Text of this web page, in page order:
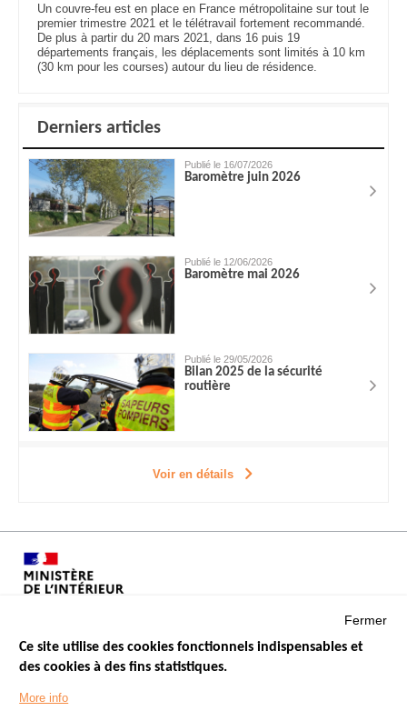
Un couvre-feu est en place en France métropolitaine sur tout le
premier trimestre 2021 et le télétravail fortement recommandé.
De plus à partir du 20 mars 2021, dans 16 puis 19
départements français, les déplacements sont limités à 10 km
(30 km pour les courses) autour du lieu de résidence.
Derniers articles
Publié le 16/07/2026
Baromètre juin 2026
Publié le 12/06/2026
Baromètre mai 2026
Publié le 29/05/2026
Bilan 2025 de la sécurité
routière
Voir en détails
Menu
Footer
LES SITES PUBLICS
Fermer
Ce site utilise des cookies fonctionnels indispensables et
des cookies à des fins statistiques.
More info